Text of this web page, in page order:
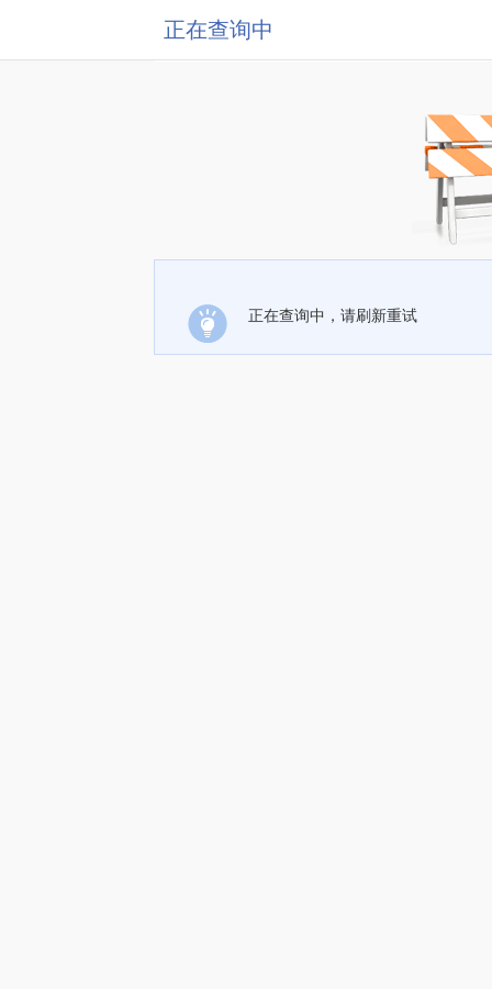
正在查询中
正在查询中，请刷新重试